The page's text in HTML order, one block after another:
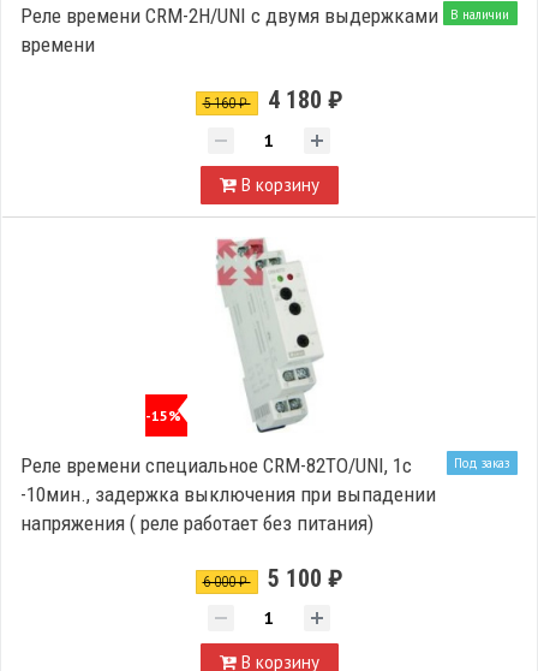
В наличии
Реле времени CRM-2H/UNI с двумя выдержками
времени
5 160 ₽ 4 180 ₽
В корзину
-15%
Под заказ
Реле времени специальное CRM-82TO/UNI, 1с
-10мин., задержка выключения при выпадении
напряжения ( реле работает без питания)
6 000 ₽ 5 100 ₽
В корзину